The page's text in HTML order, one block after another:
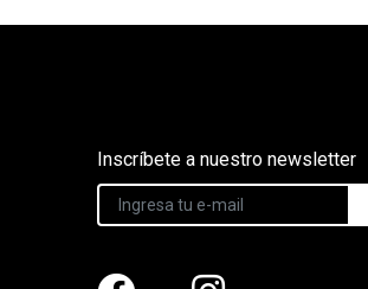
Inscríbete a nuestro newsletter